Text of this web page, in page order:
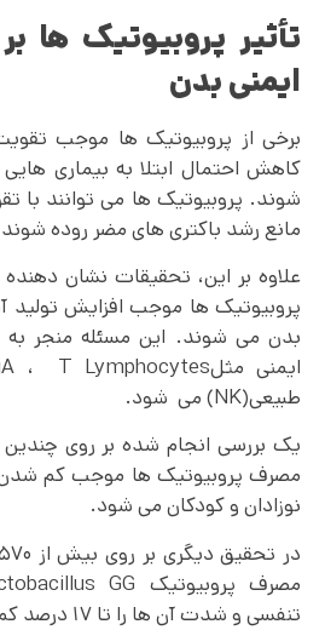
تأثیر پروبیوتیک ها
ایمنی بدن
برخی از پروبیوتیک ها موجب
کاهش احتمال ابتلا به بیماری
شوند. پروبیوتیک ها می توانند با
مانع رشد باکتری های مضر روده
علاوه بر این، تحقیقات نشان
پروبیوتیک ها موجب افزایش تولید
بدن می شوند. این مسئله منجر
طبیعی(NK) می شود.
یک بررسی انجام شده بر روی
مصرف پروبیوتیک ها موجب کم
نوزادان و کودکان می شود.
تنفسی و شدت آن ها را تا ۱۷ درصد کم می کند.